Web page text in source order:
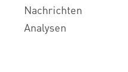
Nachrichten
Analysen